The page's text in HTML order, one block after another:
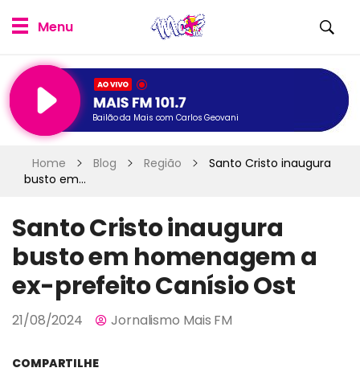
Bailão da Mais com Carlos Geovani
Home Blog Região
Santo Cristo inaugura
busto em...
Santo Cristo inaugura
busto em homenagem a
ex-prefeito Canísio Ost
21/08/2024 Jornalismo Mais FM
COMPARTILHE